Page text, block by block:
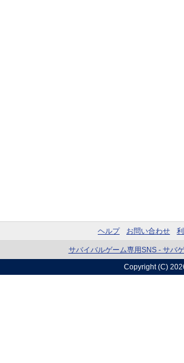
ヘルプ お問い合わせ
サバイバルゲーム専用SNS - サバ
Copyright (C)